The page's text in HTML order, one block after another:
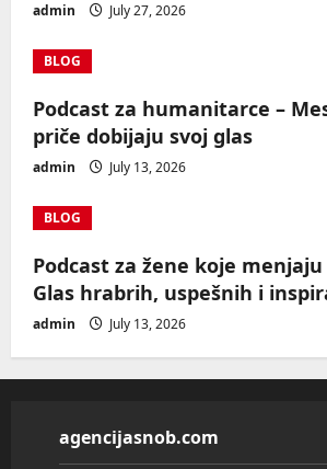
admin July 27, 2026
BLOG
Podcast za humanitarce –
priče dobijaju svoj glas
admin July 13, 2026
BLOG
Podcast za žene koje menjaju
Glas hrabrih, uspešnih i
admin July 13, 2026
agencijasnob.com